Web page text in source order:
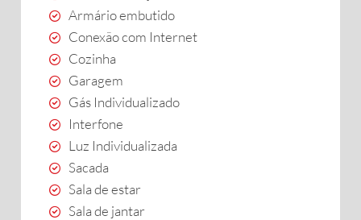
Armário embutido
Conexão com Internet
Cozinha
Garagem
Gás Individualizado
Interfone
Luz Individualizada
Sacada
Sala de estar
Sala de jantar